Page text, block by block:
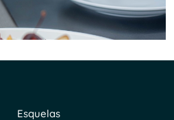
Esquelas